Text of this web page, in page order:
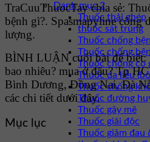
Danh mục 2
Thuốc thải ghép
thuốc sát trùng
Thuốc chống
Thuốc chống
Thuốc chống co
Thuốc da liễu
Thuốc chống
Thuốc đường
Thuốc gây mê
Thuốc giải độc
Thuốc giảm đau
TraCuuThuocTay chia sẻ:
bệnh gì?. Spasmapyline công
lượng.
BÌNH LUẬN cuối bài để biết:
bao nhiêu? mua ở đâu? Tp
Bình Dương, Đồng Nai, Đà
các chi tiết dưới đây.
Mục lục